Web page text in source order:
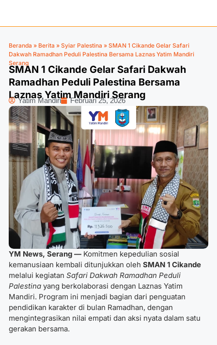
Beranda » Berita » Syiar Palestina » SMAN 1 Cikande Gelar Safari
Dakwah Ramadhan Peduli Palestina Bersama Laznas Yatim Mandiri
Serang
SMAN 1 Cikande Gelar Safari Dakwah
Ramadhan Peduli Palestina Bersama
Laznas Yatim Mandiri Serang
Yatim Mandiri Februari 25, 2026
YM News, Serang — Komitmen kepedulian sosial
kemanusiaan kembali ditunjukkan oleh SMAN 1 Cikande
melalui kegiatan Safari Dakwah Ramadhan Peduli
Palestina yang berkolaborasi dengan Laznas Yatim
Mandiri. Program ini menjadi bagian dari penguatan
pendidikan karakter di bulan Ramadhan, dengan
mengintegrasikan nilai empati dan aksi nyata dalam satu
gerakan bersama.